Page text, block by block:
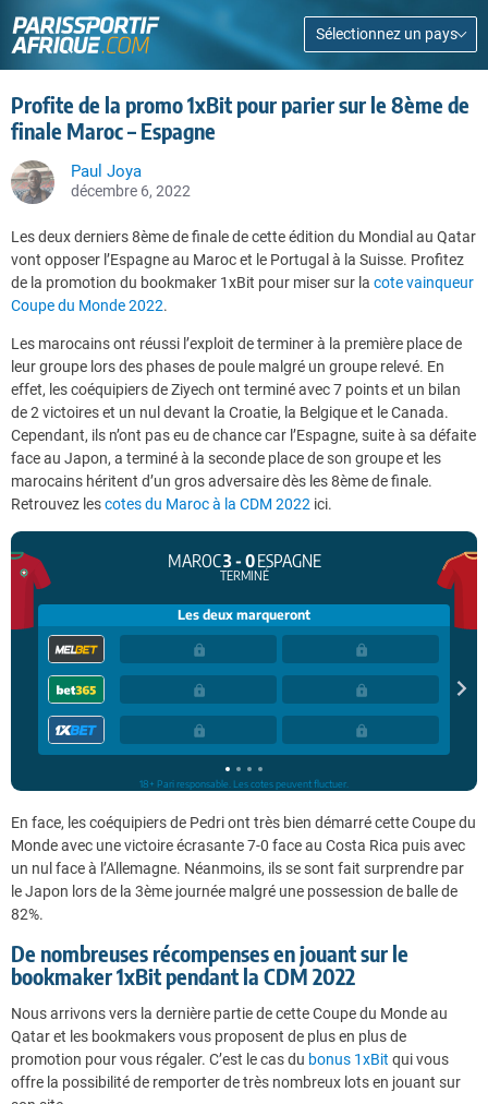
Sélectionnez un pays
Profite de la promo 1xBit pour parier sur le 8ème de
finale Maroc – Espagne
Paul Joya
décembre 6, 2022
Les deux derniers 8ème de finale de cette édition du Mondial au Qatar
vont opposer l’Espagne au Maroc et le Portugal à la Suisse. Profitez
de la promotion du bookmaker 1xBit pour miser sur la cote vainqueur
Coupe du Monde 2022.
Les marocains ont réussi l’exploit de terminer à la première place de
leur groupe lors des phases de poule malgré un groupe relevé. En
effet, les coéquipiers de Ziyech ont terminé avec 7 points et un bilan
de 2 victoires et un nul devant la Croatie, la Belgique et le Canada.
Cependant, ils n’ont pas eu de chance car l’Espagne, suite à sa défaite
face au Japon, a terminé à la seconde place de son groupe et les
marocains héritent d’un gros adversaire dès les 8ème de finale.
Retrouvez lescotes du Maroc à la CDM 2022 ici.
En face, les coéquipiers de Pedri ont très bien démarré cette Coupe du
Monde avec une victoire écrasante 7-0 face au Costa Rica puis avec
un nul face à l’Allemagne. Néanmoins, ils se sont fait surprendre par
le Japon lors de la 3ème journée malgré une possession de balle de
82%.
De nombreuses récompenses en jouant sur le
bookmaker 1xBit pendant la CDM 2022
Nous arrivons vers la dernière partie de cette Coupe du Monde au
Qatar et les bookmakers vous proposent de plus en plus de
promotion pour vous régaler. C’est le cas du bonus 1xBit qui vous
offre la possibilité de remporter de très nombreux lots en jouant sur